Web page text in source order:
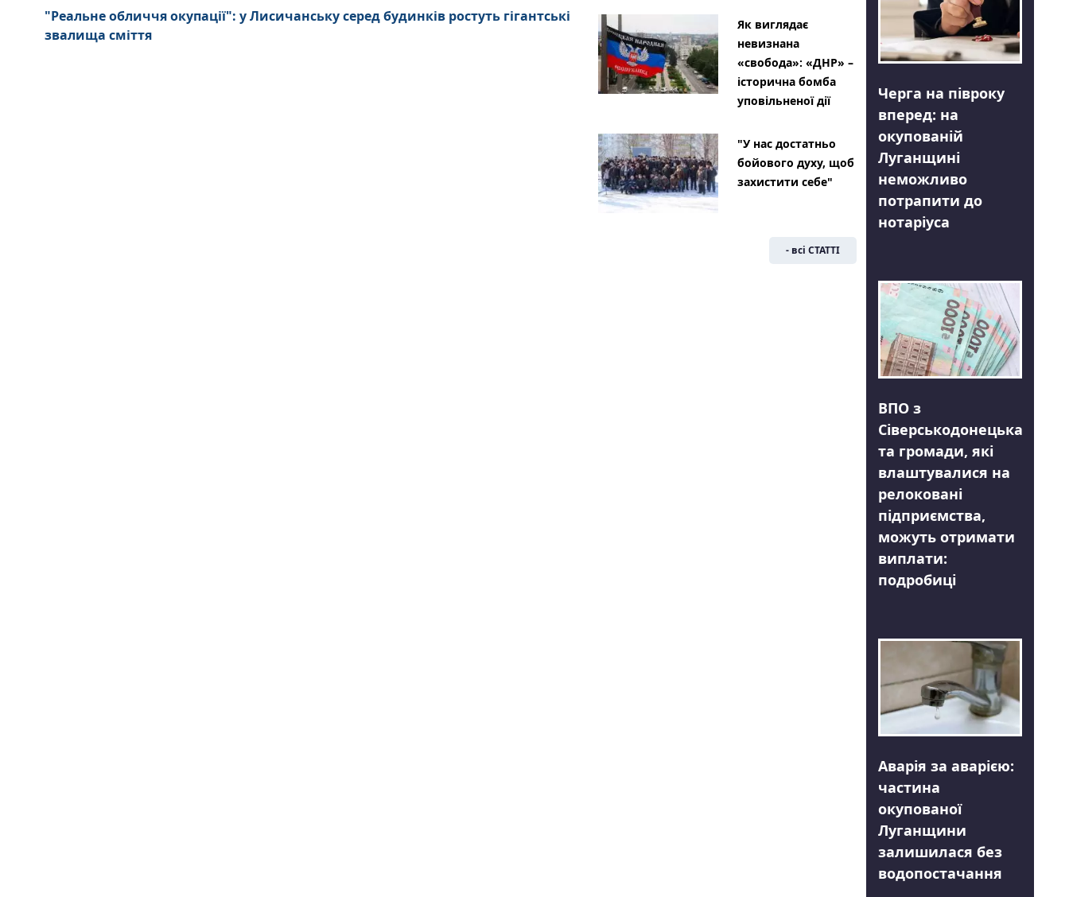
"Реальне обличчя окупації": у Лисичанську серед будинків ростуть гігантські
звалища сміття
Як виглядає
невизнана
«свобода»: «ДНР» –
історична бомба
уповільненої дії
"У нас достатньо
бойового духу, щоб
захистити себе"
- всі СТАТТІ
Черга на півроку
вперед: на
окупованій
Луганщині
неможливо
потрапити до
нотаріуса
ВПО з
Сіверськодонецька
та громади, які
влаштувалися на
релоковані
підприємства,
можуть отримати
виплати:
подробиці
Аварія за аварією:
частина
окупованої
Луганщини
залишилася без
водопостачання